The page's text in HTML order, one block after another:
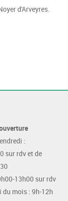
d'Arveyres.
:
sur rdv et de
13h00 sur rdv
du mois : 9h-12h